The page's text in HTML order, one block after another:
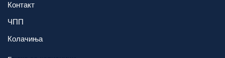
Контакт
ЧПП
Колачиња